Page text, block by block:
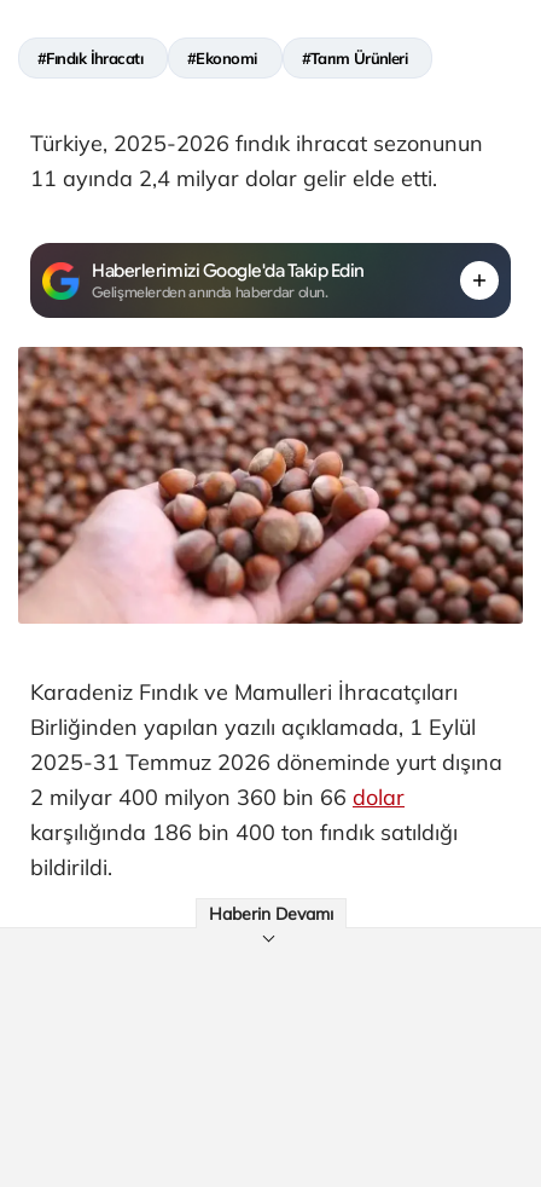
#Fındık İhracatı #Ekonomi #Tarım Ürünleri
Türkiye, 2025-2026 fındık ihracat sezonunun
11 ayında 2,4 milyar dolar gelir elde etti.
Haberlerimizi Google'da Takip Edin
Gelişmelerden anında haberdar olun.
Karadeniz Fındık ve Mamulleri İhracatçıları
Birliğinden yapılan yazılı açıklamada, 1 Eylül
2025-31 Temmuz 2026 döneminde yurt dışına
2 milyar 400 milyon 360 bin 66 dolar
karşılığında 186 bin 400 ton fındık satıldığı
bildirildi.
Haberin Devamı